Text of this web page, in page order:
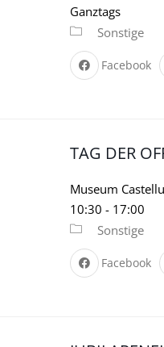
Ganztags
Sonstige
Facebook
TAG DER
Museum
10:30 - 17:00
Sonstige
Facebook